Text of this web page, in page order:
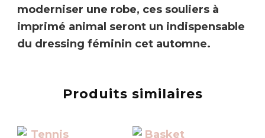
moderniser une robe, ces souliers à
imprimé animal seront un indispensable
du dressing féminin cet automne.
Produits similaires